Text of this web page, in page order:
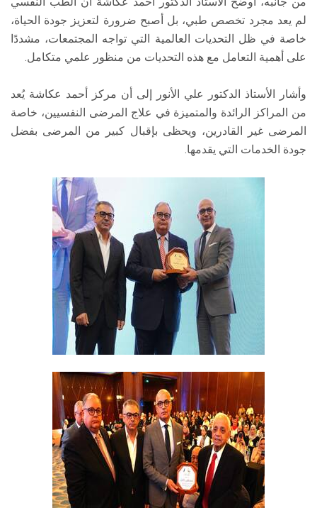
لم يعد مجرد تخصص طبي، بل أصبح ضرورة لتعزيز جودة الحياة،
خاصة في ظل التحديات العالمية التي تواجه المجتمعات، مشددًا
على أهمية التعامل مع هذه التحديات من منظور علمي متكامل.
وأشار الأستاذ الدكتور علي الأنور إلى أن مركز أحمد عكاشة يُعد
من المراكز الرائدة والمتميزة في علاج المرضى النفسيين، خاصة
المرضى غير القادرين، ويحظى بإقبال كبير من المرضى بفضل
جودة الخدمات التي يقدمها.